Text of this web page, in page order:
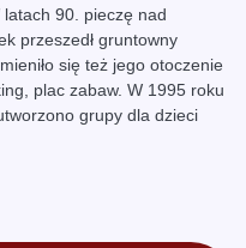
latach 90. pieczę nad
przeszedł gruntowny
się też jego otoczenie
plac zabaw. W 1995 roku
grupy dla dzieci